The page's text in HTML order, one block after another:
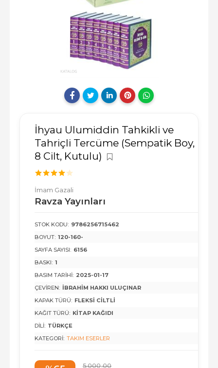
İhyau Ulumiddin Tahkikli ve
Tahriçli Tercüme (Sempatik Boy,
8 Cilt, Kutulu)
İmam Gazali
Ravza Yayınları
STOK KODU: 9786256715462
BOYUT: 120-160-
SAYFA SAYISI: 6156
BASKI: 1
BASIM TARIHI: 2025-01-17
ÇEVIREN: İBRAHIM HAKKI ULUÇINAR
KAPAK TÜRÜ: FLEKSI CILTLI
KAĞIT TÜRÜ: KITAP KAĞIDI
DILI: TÜRKÇE
KATEGORI: TAKIM ESERLER
5.000,00